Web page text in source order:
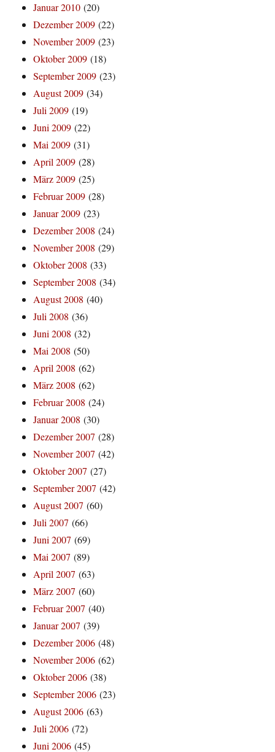
Januar 2010 (20)
Dezember 2009 (22)
November 2009 (23)
Oktober 2009 (18)
September 2009 (23)
August 2009 (34)
Juli 2009 (19)
Juni 2009 (22)
Mai 2009 (31)
April 2009 (28)
März 2009 (25)
Februar 2009 (28)
Januar 2009 (23)
Dezember 2008 (24)
November 2008 (29)
Oktober 2008 (33)
September 2008 (34)
August 2008 (40)
Juli 2008 (36)
Juni 2008 (32)
Mai 2008 (50)
April 2008 (62)
März 2008 (62)
Februar 2008 (24)
Januar 2008 (30)
Dezember 2007 (28)
November 2007 (42)
Oktober 2007 (27)
September 2007 (42)
August 2007 (60)
Juli 2007 (66)
Juni 2007 (69)
Mai 2007 (89)
April 2007 (63)
März 2007 (60)
Februar 2007 (40)
Januar 2007 (39)
Dezember 2006 (48)
November 2006 (62)
Oktober 2006 (38)
September 2006 (23)
August 2006 (63)
Juli 2006 (72)
Juni 2006 (45)